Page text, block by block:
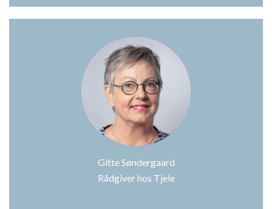
Gitte Søndergaard
Rådgiver hos Tjele